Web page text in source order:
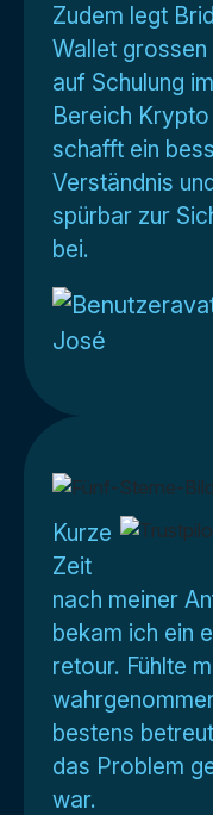
Zudem legt
Wallet
auf Schulung im
Bereich
schafft ein
Verständnis
spürbar zur
bei.
José
Kurze
Zeit
nach meiner
bekam ich ein
retour. Fühlte
bestens
das Problem
war.